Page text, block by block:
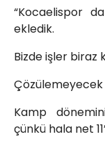
“Kocaelispor
ekledik.
Bizde işler biraz
Çözülemeyecek
Kamp
çünkü hala net